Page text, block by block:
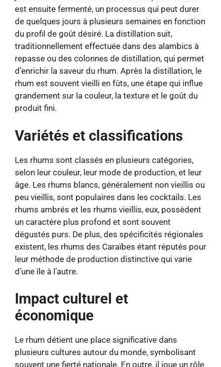
est ensuite fermenté, un processus qui peut durer
de quelques jours à plusieurs semaines en fonction
du profil de goût désiré. La distillation suit,
traditionnellement effectuée dans des alambics à
repasse ou des colonnes de distillation, qui permet
d’enrichir la saveur du rhum. Après la distillation, le
rhum est souvent vieilli en fûts, une étape qui influe
grandement sur la couleur, la texture et le goût du
produit fini.
Variétés et classifications
Les rhums sont classés en plusieurs catégories,
selon leur couleur, leur mode de production, et leur
âge. Les rhums blancs, généralement non vieillis ou
peu vieillis, sont populaires dans les cocktails. Les
rhums ambrés et les rhums vieillis, eux, possèdent
un caractère plus profond et sont souvent
dégustés purs. De plus, des spécificités régionales
existent, les rhums des Caraïbes étant réputés pour
leur méthode de production distinctive qui varie
d’une île à l’autre.
Impact culturel et
économique
Le rhum détient une place significative dans
plusieurs cultures autour du monde, symbolisant
souvent une fierté nationale. En outre, il joue un rôle